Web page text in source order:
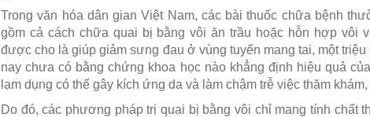
Trong văn hóa dân gian Việt Nam, các bài thuốc chữa bệnh
gồm cả cách chữa quai bị bằng vôi ăn trầu hoặc hỗn hợp vôi
được cho là giúp giảm sưng đau ở vùng tuyến mang tai, một
nay chưa có bằng chứng khoa học nào khẳng định hiệu quả
lạm dụng có thể gây kích ứng da và làm chậm trễ việc thăm
Do đó, các phương pháp trị quai bị bằng vôi chỉ mang tính chất